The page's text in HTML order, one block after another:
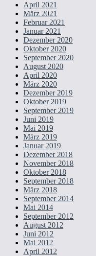
April 2021
März 2021
Februar 2021
Januar 2021
Dezember 2020
Oktober 2020
September 2020
August 2020
April 2020
März 2020
Dezember 2019
Oktober 2019
September 2019
Juni 2019
Mai 2019
März 2019
Januar 2019
Dezember 2018
November 2018
Oktober 2018
September 2018
März 2018
September 2014
Mai 2014
September 2012
August 2012
Juni 2012
Mai 2012
April 2012